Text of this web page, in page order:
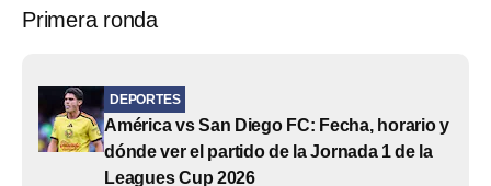
Primera ronda
DEPORTES
América vs San Diego FC: Fecha, horario y
dónde ver el partido de la Jornada 1 de la
Leagues Cup 2026